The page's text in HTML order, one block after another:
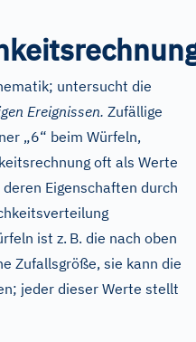
untersucht die
Ereignissen. Zufällige
„6“ beim Würfeln,
oft als Werte
Eigenschaften durch
ist z. B. die nach oben
Zufallsgröße, sie kann die
jeder dieser Werte stellt